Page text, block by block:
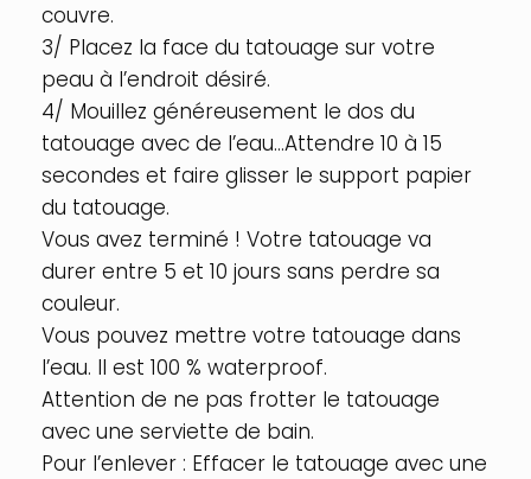
couvre.
3/ Placez la face du tatouage sur votre
peau à l’endroit désiré.
4/ Mouillez généreusement le dos du
tatouage avec de l’eau…Attendre 10 à 15
secondes et faire glisser le support papier
du tatouage.
Vous avez terminé ! Votre tatouage va
durer entre 5 et 10 jours sans perdre sa
couleur.
Vous pouvez mettre votre tatouage dans
l’eau. Il est 100 % waterproof.
Attention de ne pas frotter le tatouage
avec une serviette de bain.
Pour l’enlever : Effacer le tatouage avec une